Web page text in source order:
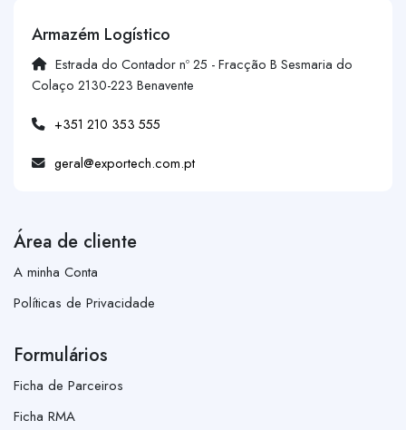
Armazém Logístico
Estrada do Contador nº 25 - Fracção B Sesmaria do
Colaço 2130-223 Benavente
+351 210 353 555
geral@exportech.com.pt
Área de cliente
A minha Conta
Políticas de Privacidade
Formulários
Ficha de Parceiros
Ficha RMA